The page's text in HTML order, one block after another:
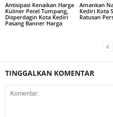
Antisipasi Kenaikan Harga
Kuliner Pecel Tumpang,
Disperdagin Kota Kediri
Pasang Banner Harga
Amankan
Kediri Kota
Ratusan
TINGGALKAN KOMENTAR